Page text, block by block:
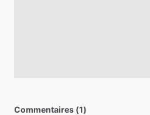
Commentaires (1)